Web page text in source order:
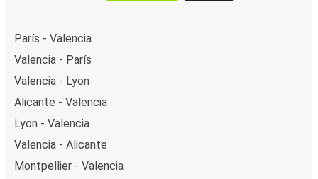
París - Valencia
Valencia - París
Valencia - Lyon
Alicante - Valencia
Lyon - Valencia
Valencia - Alicante
Montpellier - Valencia